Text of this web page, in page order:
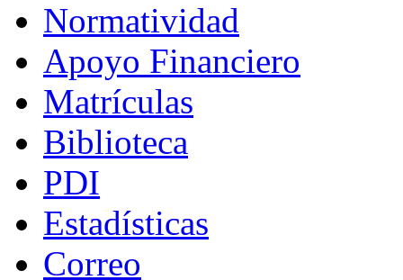
Normatividad
Apoyo Financiero
Matrículas
Biblioteca
PDI
Estadísticas
Correo